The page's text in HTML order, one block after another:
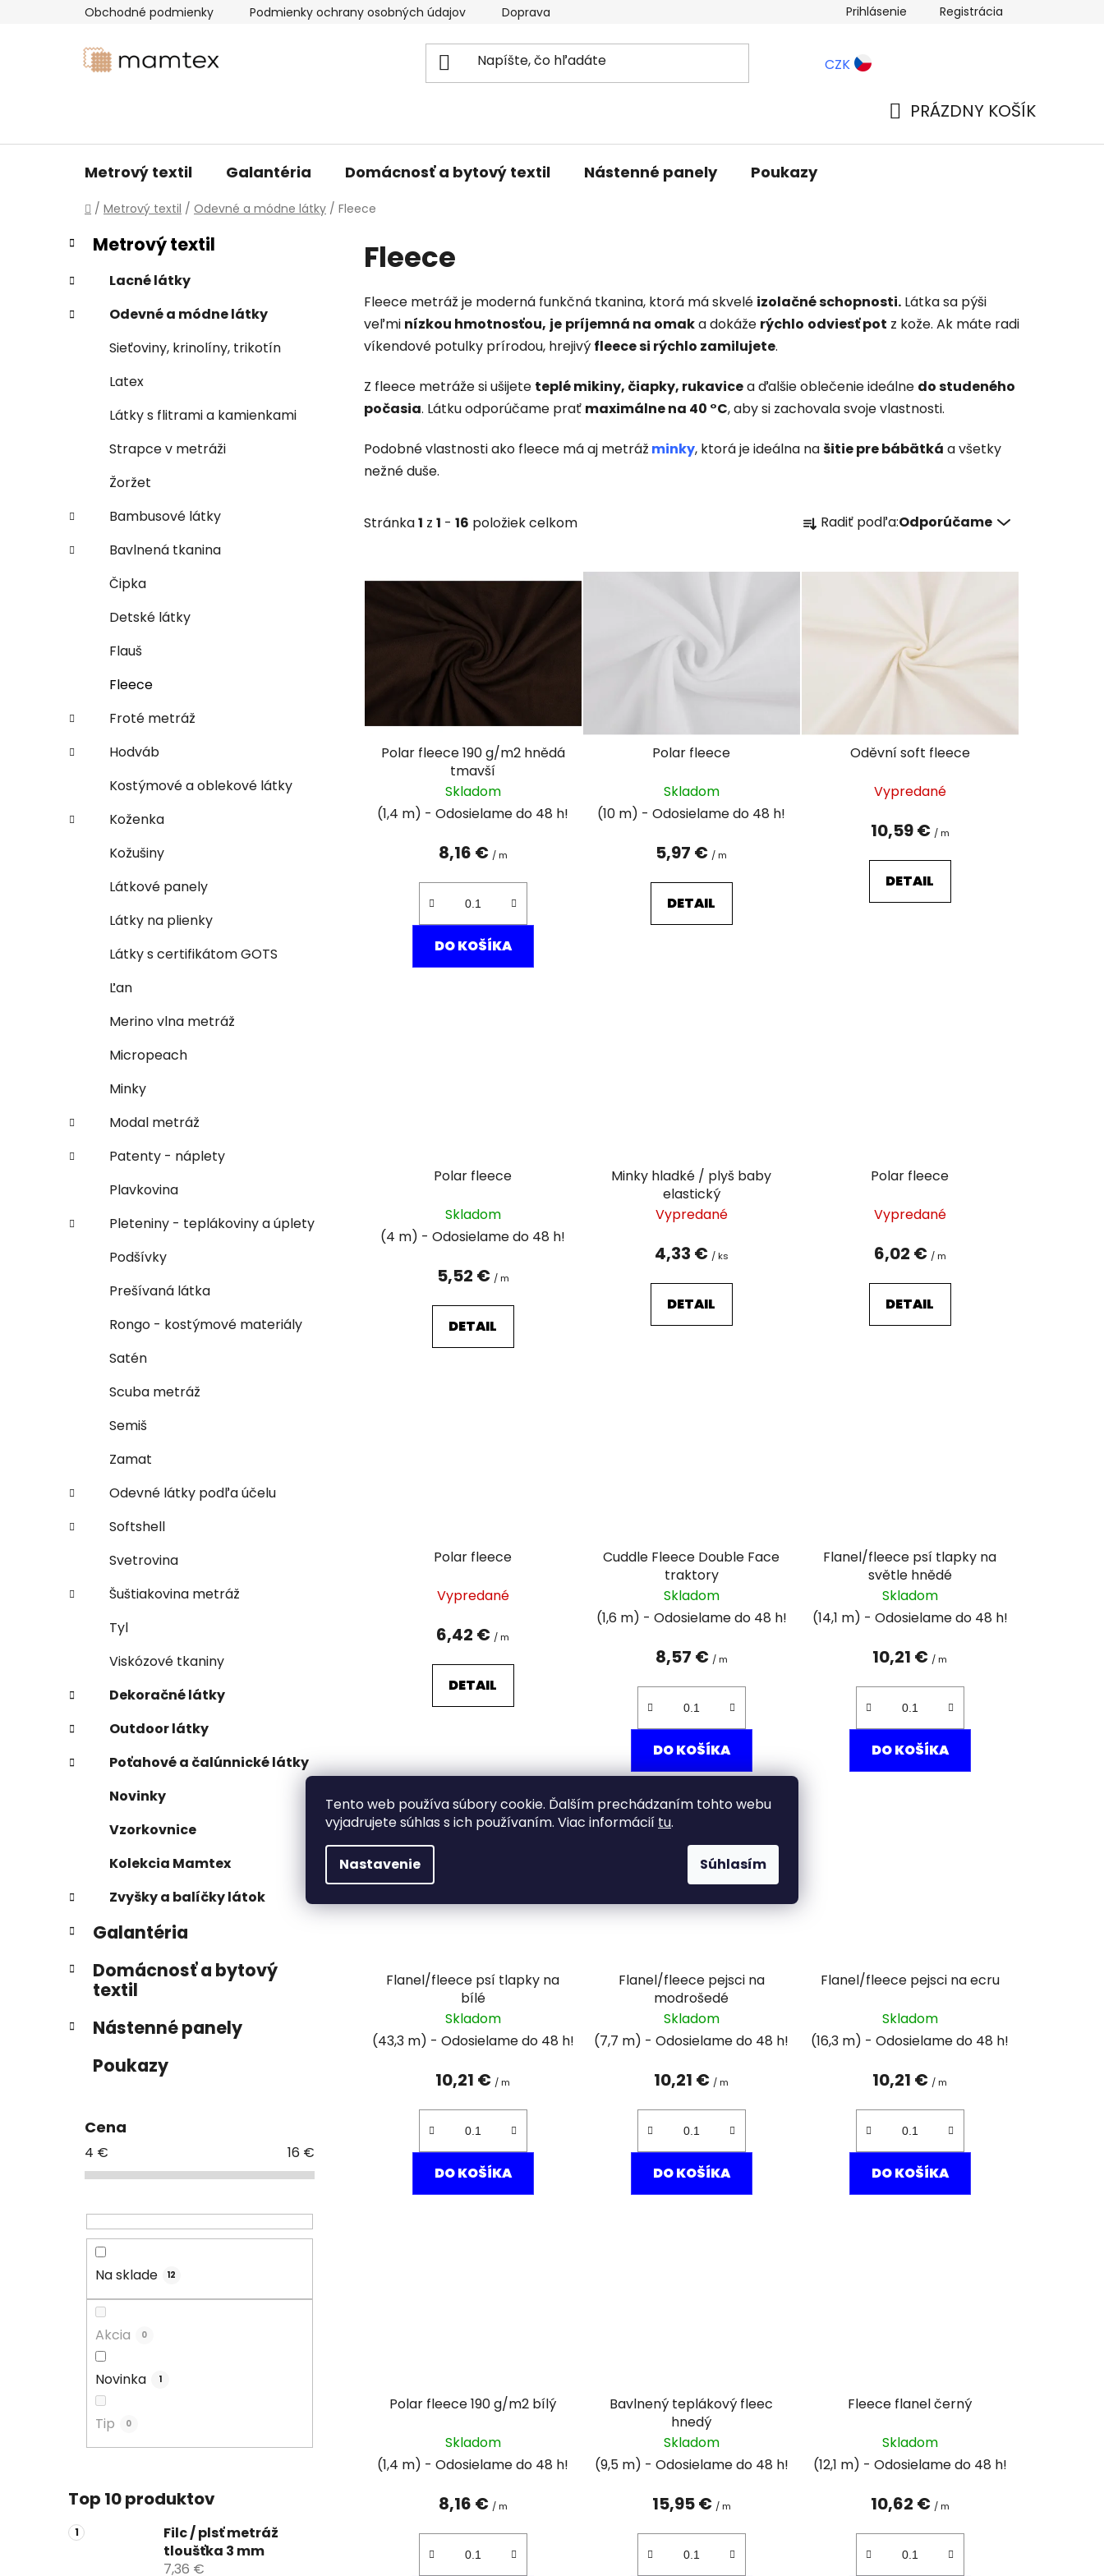
Tento web používa súbory cookie. Ďalším prechádzaním tohto webu
vyjadrujete súhlas s ich používaním. Viac informácií tu.
Nastavenie Súhlasím
Obchodné podmienky Podmienky ochrany osobných údajov Doprava a platba Blog
Prihlásenie Registrácia
CZK
PRÁZDNY KOŠÍK
Metrový textil Galantéria Domácnosť a bytový textil Nástenné panely Poukazy
Domov
/ Metrový textil / Odevné a módne látky / Fleece
B
o
č
ý
Preskočiť
kategórie
K
a
e
g
ó
Metrový textil
Lacné látky
Odevné a módne látky
Sieťoviny, krinolíny, trikotín
Latex
Látky s flitrami a kamienkami
Strapce v metráži
Žoržet
Bambusové látky
Bavlnená tkanina
Čipka
Detské látky
Flauš
Fleece
Froté metráž
Hodváb
Kostýmové a oblekové látky
Koženka
Kožušiny
Látkové panely
Látky na plienky
Látky s certifikátom GOTS
Ľan
Merino vlna metráž
Micropeach
Minky
Modal metráž
Patenty - náplety
Plavkovina
Pleteniny - teplákoviny a úplety
Podšívky
Prešívaná látka
Rongo - kostýmové materiály
Satén
Scuba metráž
Semiš
Zamat
Odevné látky podľa účelu
Softshell
Svetrovina
Šuštiakovina metráž
Tyl
Viskózové tkaniny
Dekoračné látky
Outdoor látky
Poťahové a čalúnnické látky
Novinky
Vzorkovnice
Kolekcia Mamtex
Zvyšky a balíčky látok
Galantéria
Domácnosť a bytový
textil
Nástenné panely
Poukazy
Cena
4 € 16 €
Na sklade 12
Akcia 0
Novinka 1
Tip 0
Top 10 produktov
Filc / plsť metráž
tloušťka 3 mm
7,36 €
Fleece
Fleece metráž je moderná funkčná tkanina, ktorá má skvelé izolačné schopnosti. Látka sa pýši
veľmi nízkou hmotnosťou, je príjemná na omaka dokáže rýchlo odviesť pot z kože. Ak máte radi
víkendové potulky prírodou, hrejivý fleece si rýchlo zamilujete.
Z fleece metráže si ušijete teplé mikiny, čiapky, rukavicea ďalšie oblečenie ideálne do studeného
počasia. Látku odporúčame prať maximálne na 40 °C, aby si zachovala svoje vlastnosti.
Podobné vlastnosti ako fleece má aj metráž minky, ktorá je ideálna našitie pre bábätká a všetky
nežné duše.
Stránka1 z 1 - 16 položiek celkom a
e
Radiť podľa:Odporúčame
r
o
Polar fleece 190 g/m2 hnědá
tmavší
Skladom
(1,4 m)
8,16 € / m
DO KOŠÍKA
Polar fleece
Skladom
(10 m)
5,97 € / m
DETAIL
Oděvní soft fleece
Vypredané
10,59 € / m
DETAIL
Polar fleece
Skladom
(4 m)
5,52 € / m
DETAIL
Minky hladké / plyš baby
elastický
Vypredané
4,33 € / ks
DETAIL
Polar fleece
Vypredané
6,02 € / m
DETAIL
Polar fleece
Vypredané
6,42 € / m
DETAIL
Cuddle Fleece Double Face
traktory
Skladom
(1,6 m)
8,57 € / m
DO KOŠÍKA
Flanel/fleece psí tlapky na
světle hnědé
Skladom
(14,1 m)
10,21 € / m
DO KOŠÍKA
Flanel/fleece psí tlapky na
bílé
Skladom
(43,3 m)
10,21 € / m
DO KOŠÍKA
Flanel/fleece pejsci na
modrošedé
Skladom
(7,7 m)
10,21 € / m
DO KOŠÍKA
Flanel/fleece pejsci na ecru
Skladom
(16,3 m)
10,21 € / m
DO KOŠÍKA
Polar fleece 190 g/m2 bílý
Skladom
(1,4 m)
8,16 € / m
Bavlnený teplákový fleec
hnedý
Skladom
(9,5 m)
15,95 € / m
Fleece flanel černý
Skladom
(12,1 m)
10,62 € / m